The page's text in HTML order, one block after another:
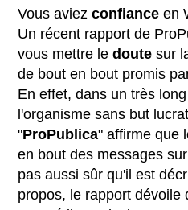
Vous aviezconfiance en
Un récent rapport de
vous mettre ledoute sur
de bout en bout promis
En effet, dans un très
l'organisme sans but
"ProPublica" affirme que
en bout des messages
pas aussi sûr qu'il est
propos, le rapport dévoile